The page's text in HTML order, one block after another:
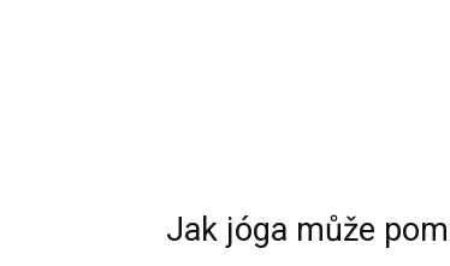
Jak jóga může